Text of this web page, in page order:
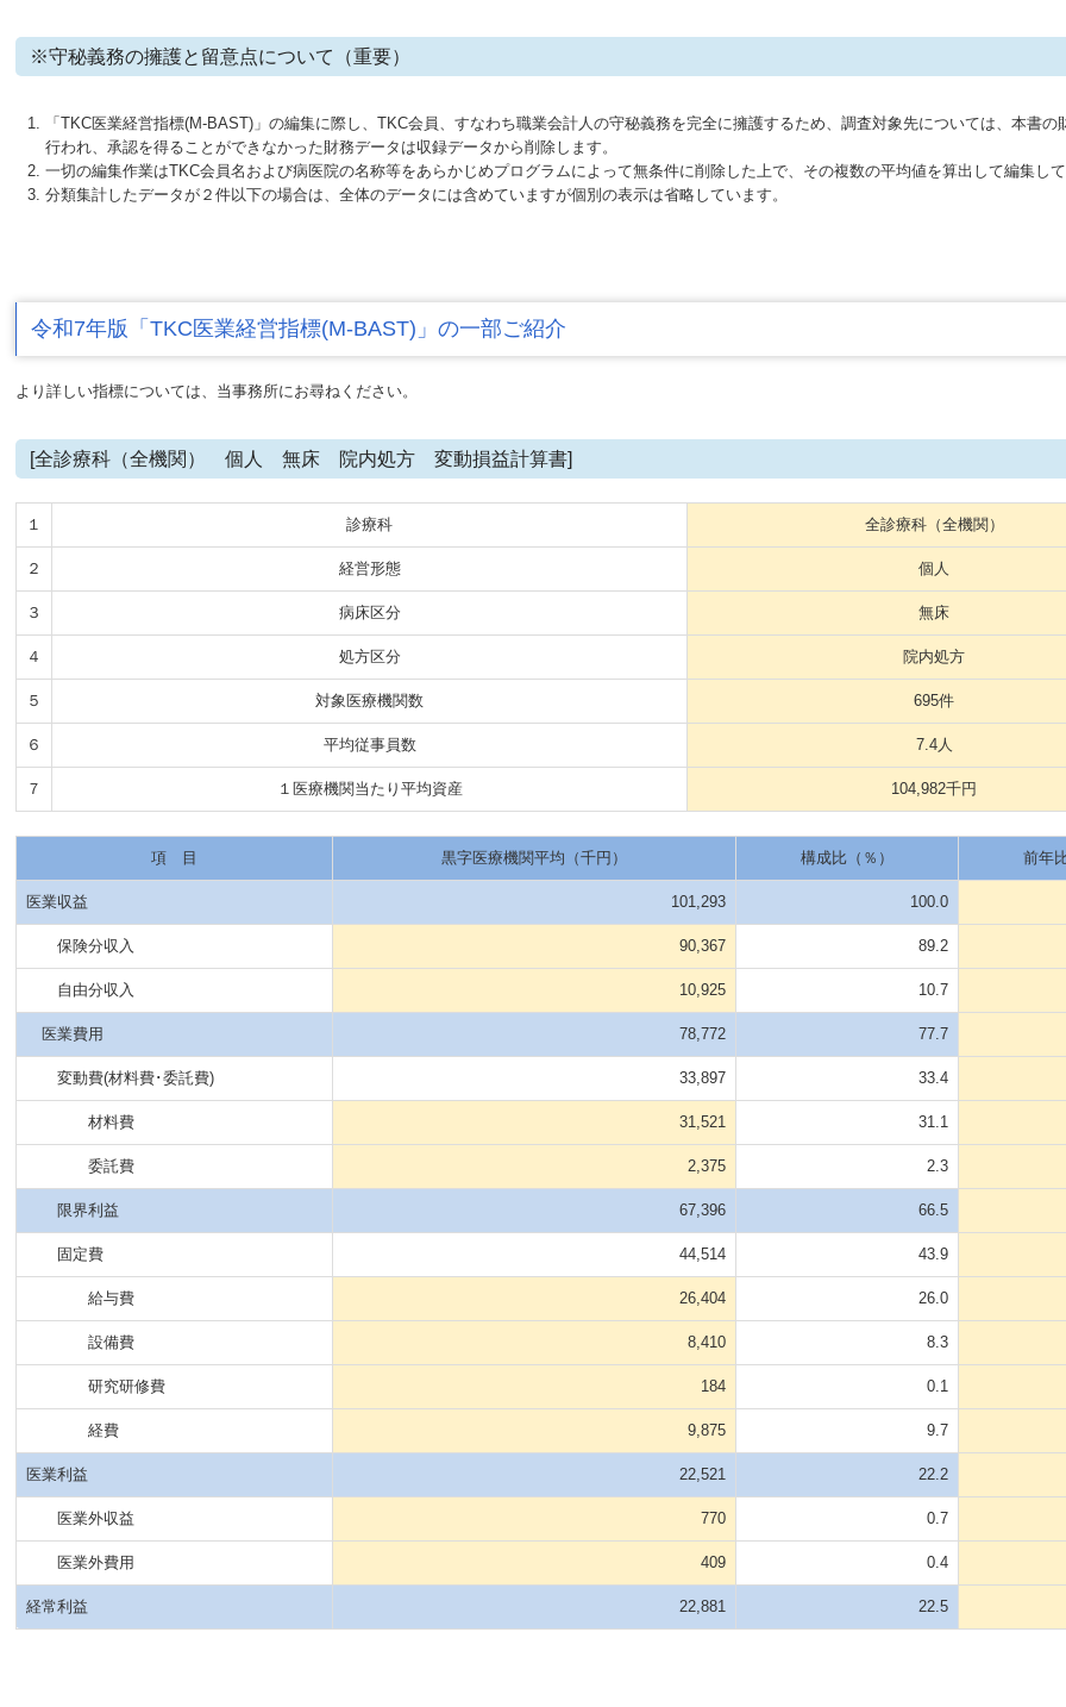
※守秘義務の擁護と留意点について（重要）
「TKC医業経営指標(M-BAST)」の編集に際し、TKC会員、すなわち職業会計人の守秘義務を完全に擁護するため、調査対象先については、本書
行われ、承認を得ることができなかった財務データは収録データから削除します。
一切の編集作業はTKC会員名および病医院の名称等をあらかじめプログラムによって無条件に削除した上で、その複数の平均値を算出して編集し
分類集計したデータが２件以下の場合は、全体のデータには含めていますが個別の表示は省略しています。
令和7年版「TKC医業経営指標(M-BAST)」の一部ご紹介
より詳しい指標については、当事務所にお尋ねください。
[全診療科（全機関） 個人 無床 院内処方 変動損益計算書]
１ 診療科 全診療科（全機関）
２ 経営形態 個人
３ 病床区分 無床
４ 処方区分 院内処方
５ 対象医療機関数 695件
６ 平均従事員数 7.4人
７ １医療機関当たり平均資産 104,982千円
項 目 黒字医療機関平均（千円） 構成比（％） 前年
医業収益 101,293 100.0
保険分収入 90,367 89.2
自由分収入 10,925 10.7
医業費用 78,772 77.7
変動費(材料費･委託費) 33,897 33.4
材料費 31,521 31.1
委託費 2,375 2.3
限界利益 67,396 66.5
固定費 44,514 43.9
給与費 26,404 26.0
設備費 8,410 8.3
研究研修費 184 0.1
経費 9,875 9.7
医業利益 22,521 22.2
医業外収益 770 0.7
医業外費用 409 0.4
経常利益 22,881 22.5